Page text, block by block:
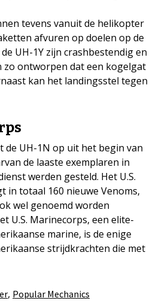
tevens vanuit de helikopter
afvuren op doelen op de
UH-1Y zijn crashbestendig en
ontworpen dat een kogelgat
kan het landingsstel tegen
de UH-1N op uit het begin van
de laaste exemplaren in
werden gesteld. Het U.S.
in totaal 160 nieuwe Venoms,
wel genoemd worden
U.S. Marinecorps, een elite-
marine, is de enige
strijdkrachten die met
, Popular Mechanics